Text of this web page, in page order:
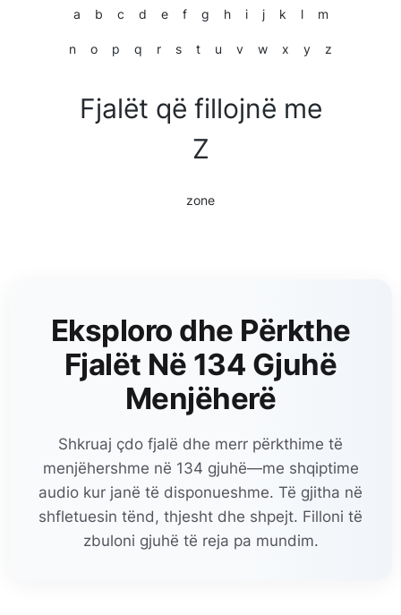
a b c d e f g h i j k l m
n o p q r s t u v w x y z
Fjalët që fillojnë me
Z
zone
Eksploro dhe Përkthe
Fjalët Në 134 Gjuhë
Menjëherë
Shkruaj çdo fjalë dhe merr përkthime të
menjëhershme në 134 gjuhë—me shqiptime
audio kur janë të disponueshme. Të gjitha në
shfletuesin tënd, thjesht dhe shpejt. Filloni të
zbuloni gjuhë të reja pa mundim.